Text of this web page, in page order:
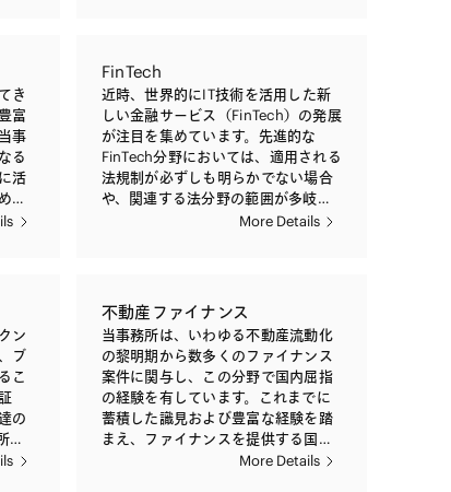
アドバイスも数多く行っており、説
明義務・取引権限・契約解釈に関す
る各種訴訟手続のほか、ADR（裁判
外紛争解決手続）に関する業務も提
供しております。 さらに、当事務所
は、海外の法律事務所とのネットワ
ークを生かし、クロスボーダー取引
や海外法令の調査にも案件ごとに最
に
、
付
住
、
債
ッ
証
事
ボ
商
、
ー
の
ク
ら高い評価を得ております。 また、
当事務所は、国際的取引に関する長
年の経験と知識の蓄積を生かし、買
収ファイナンスのクロスボーダー案
件も取り扱っております。当事務所
は、海外の主要な法域にある一流法
律事務所と日頃よりネットワークを
築いており、そのなかから最適な法
価を得ております。
の
交
的
ー
域
ワ
供
価
ほとんどに関与しております。 ま
た、空港をはじめとするコンセッシ
ョン案件でも、先行する主要案件に
おいて国または地方公共団体に助言
し、ストラクチャリングから契約書
の作成まで、マーケットスタンダー
ドを確立する役割をはたしておりま
す。 これらの経験をもとに、当事務
所は、公共契約を含めた政府調達、
ガイドライン策定にも積極的に関与
しております。
き
富
事
る
活
、
レ
ー
的
、
本
生
あ
ト
FinTech
近時、世界的にIT技術を活用した新
しい金融サービス（FinTech）の発展
が注目を集めています。先進的な
FinTech分野においては、適用される
法規制が必ずしも明らかでない場合
や、関連する法分野の範囲が多岐に
わたる場合もありますが、金融規
に豊富な知見を有する弁護士を擁す
る当事務所は、急速に進展する
FinTechの規制環境に対応したワンス
トップでの総合的なリーガルサービ
スを提供することが可能です。 当事
務所は、ブロック・チェーン、仮想
通貨、電子決済、PFM、人工知能
（AI）、クラウド・ファンディン
グ、ソーシャル・レンディングなど
More Details
ン
ブ
こ
の
よ
不動産ファイナンス
当事務所は、いわゆる不動産流動化
の黎明期から数多くのファイナンス
案件に関与し、この分野で国内屈指
の経験を有しています。これまでに
蓄積した識見および豊富な経験を踏
まえ、ファイナンスを提供する国内
外の金融機関をはじめ、借入人その
More Details